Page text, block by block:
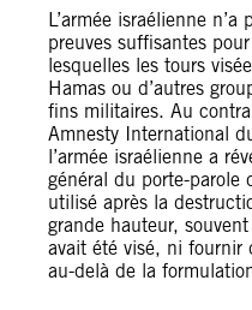
L’armée israélienne
preuves suffisantes
lesquelles les tours
Hamas ou d’autres
fins militaires. Au
Amnesty International
l’armée israélienne a
général du porte-parole
utilisé après la
grande hauteur,
avait été visé, ni fournir
au-delà de la